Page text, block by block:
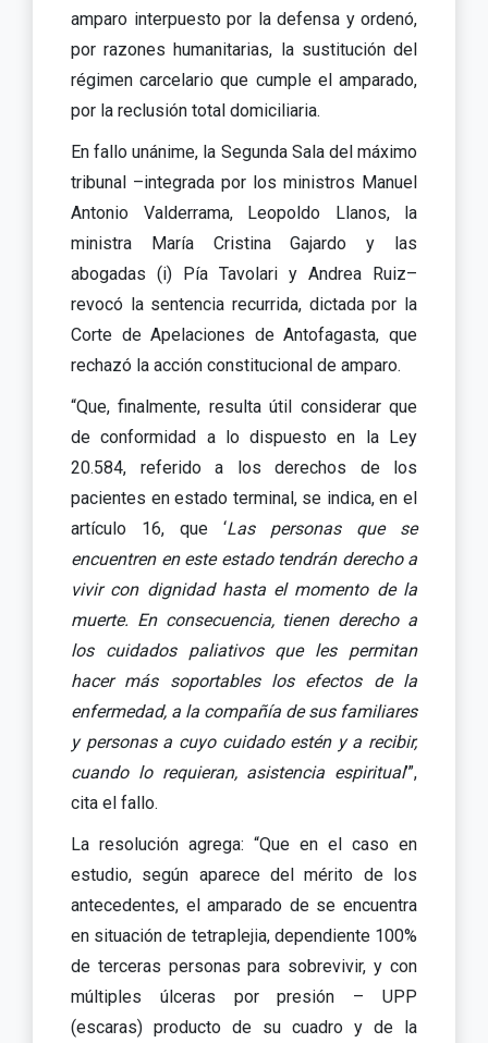
amparo interpuesto por la defensa y ordenó,
por razones humanitarias, la sustitución del
régimen carcelario que cumple el amparado,
por la reclusión total domiciliaria.
En fallo unánime, la Segunda Sala del máximo
tribunal –integrada por los ministros Manuel
Antonio Valderrama, Leopoldo Llanos, la
ministra María Cristina Gajardo y las
abogadas (i) Pía Tavolari y Andrea Ruiz–
revocó la sentencia recurrida, dictada por la
Corte de Apelaciones de Antofagasta, que
rechazó la acción constitucional de amparo.
“Que, finalmente, resulta útil considerar que
de conformidad a lo dispuesto en la Ley
20.584, referido a los derechos de los
pacientes en estado terminal, se indica, en el
artículo 16, que ‘Las personas que se
encuentren en este estado tendrán derecho a
vivir con dignidad hasta el momento de la
muerte. En consecuencia, tienen derecho a
los cuidados paliativos que les permitan
hacer más soportables los efectos de la
enfermedad, a la compañía de sus familiares
y personas a cuyo cuidado estén y a recibir,
cuando lo requieran, asistencia espiritual’”,
cita el fallo.
La resolución agrega: “Que en el caso en
estudio, según aparece del mérito de los
antecedentes, el amparado de se encuentra
en situación de tetraplejia, dependiente 100%
de terceras personas para sobrevivir, y con
múltiples úlceras por presión – UPP
(escaras) producto de su cuadro y de la